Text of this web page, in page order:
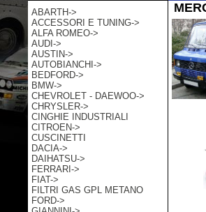
ABARTH->
ACCESSORI E TUNING->
ALFA ROMEO->
AUDI->
AUSTIN->
AUTOBIANCHI->
BEDFORD->
BMW->
CHEVROLET - DAEWOO->
CHRYSLER->
CINGHIE INDUSTRIALI
CITROEN->
CUSCINETTI
DACIA->
DAIHATSU->
FERRARI->
FIAT->
FILTRI GAS GPL METANO
FORD->